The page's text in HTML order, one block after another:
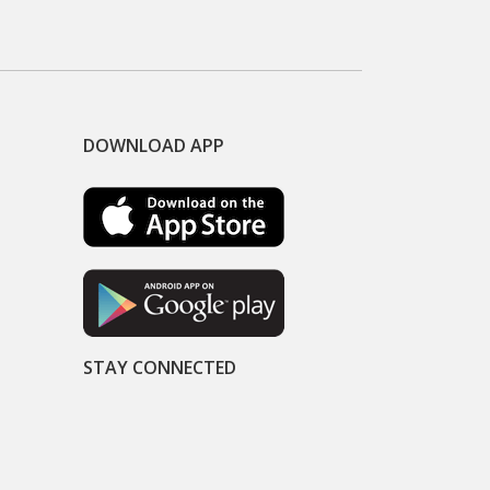
DOWNLOAD APP
STAY CONNECTED